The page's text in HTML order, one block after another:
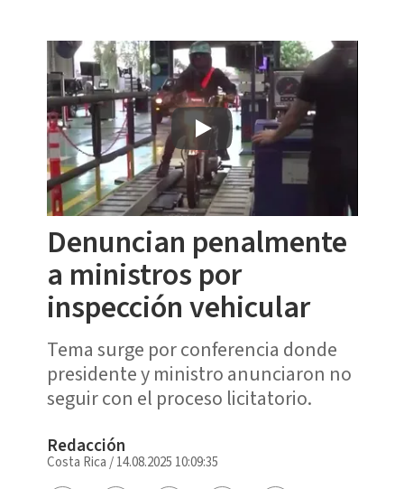
Denuncian penalmente
a ministros por
inspección vehicular
Tema surge por conferencia donde
presidente y ministro anunciaron no
seguir con el proceso licitatorio.
Redacción
Costa Rica /14.08.2025 10:09:35